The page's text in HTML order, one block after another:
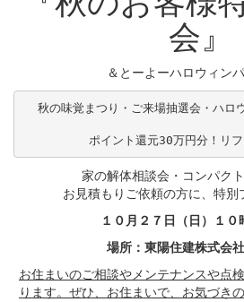
会』
＆とーよーハロウィン
秋の味覚まつり・ご来場抽選会・ハロ
ポイント還元30万円分！リ
家の解体相談会・コンパク
お見積もりご依頼の方に、特別
１０月２７日（日）１０
場所：東陽住建株式会
お住まいのご相談やメンテナンスや点
ります。ぜひ、お住まいで、お気づき